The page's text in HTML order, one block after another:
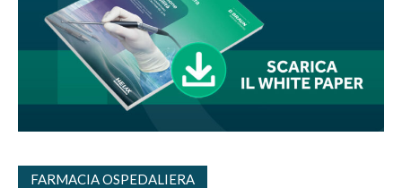
FARMACIA OSPEDALIERA